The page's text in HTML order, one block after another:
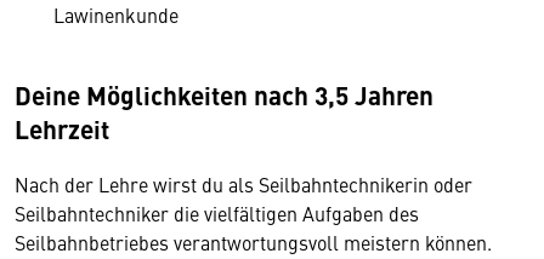
Lawinenkunde
Deine Möglichkeiten nach 3,5 Jahren
Lehrzeit
Nach der Lehre wirst du als Seilbahntechnikerin oder
Seilbahntechniker die vielfältigen Aufgaben des
Seilbahnbetriebes verantwortungsvoll meistern können.